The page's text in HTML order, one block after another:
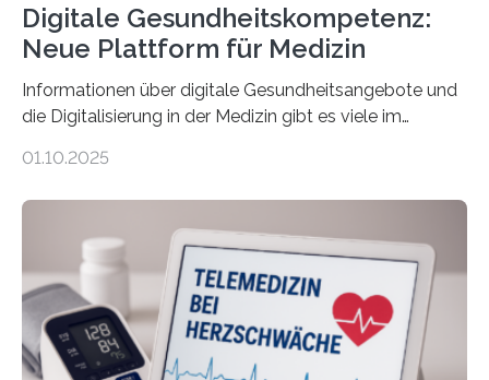
Digitale Gesundheitskompetenz:
Neue Plattform für Medizin
Informationen über digitale Gesundheitsangebote und
die Digitalisierung in der Medizin gibt es viele im
seriösen und wissenschaftlich abgesicherten Inhalten?
Forscherinnen der Technischen Universität Dresden
(TUD) richtet sich das Portal sowohl an Patientinnen
und Patienten, aber ebenso an medizinisches
Fachpersonal. Für all diese Zielgruppen bietet sie
speziell zugeschnittene Informationen, um deren
01.10.2025